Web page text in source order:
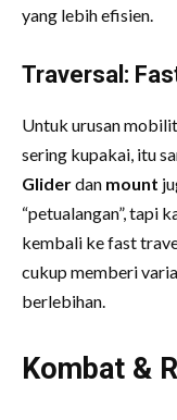
yang lebih efisien.
Traversal:
Untuk urusan
sering kupakai, itu
Gliderdan mount
“petualangan”, tapi
kembali ke fast
cukup memberi
berlebihan.
Kombat &